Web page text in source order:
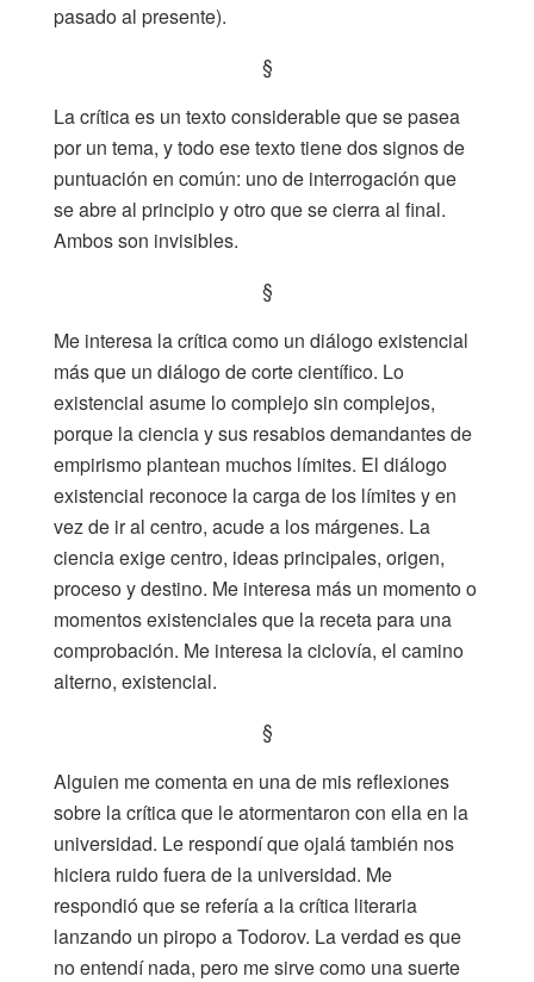
pasado al presente).
§
La crítica es un texto considerable que se pasea
por un tema, y todo ese texto tiene dos signos de
puntuación en común: uno de interrogación que
se abre al principio y otro que se cierra al final.
Ambos son invisibles.
§
Me interesa la crítica como un diálogo existencial
más que un diálogo de corte científico. Lo
existencial asume lo complejo sin complejos,
porque la ciencia y sus resabios demandantes de
empirismo plantean muchos límites. El diálogo
existencial reconoce la carga de los límites y en
vez de ir al centro, acude a los márgenes. La
ciencia exige centro, ideas principales, origen,
proceso y destino. Me interesa más un momento o
momentos existenciales que la receta para una
comprobación. Me interesa la ciclovía, el camino
alterno, existencial.
§
Alguien me comenta en una de mis reflexiones
sobre la crítica que le atormentaron con ella en la
universidad. Le respondí que ojalá también nos
hiciera ruido fuera de la universidad. Me
respondió que se refería a la crítica literaria
lanzando un piropo a Todorov. La verdad es que
no entendí nada, pero me sirve como una suerte